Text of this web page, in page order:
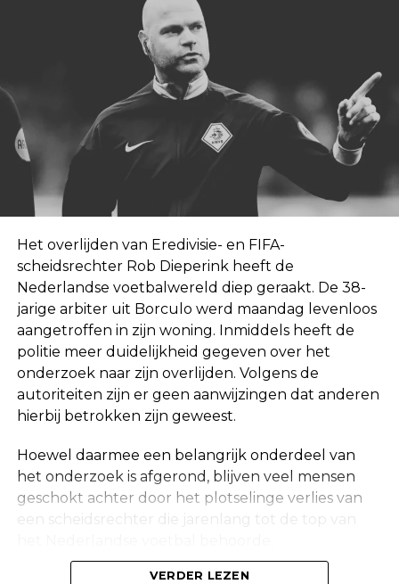
Het overlijden van Eredivisie- en FIFA-
scheidsrechter Rob Dieperink heeft de
Nederlandse voetbalwereld diep geraakt. De 38-
jarige arbiter uit Borculo werd maandag levenloos
aangetroffen in zijn woning. Inmiddels heeft de
politie meer duidelijkheid gegeven over het
onderzoek naar zijn overlijden. Volgens de
autoriteiten zijn er geen aanwijzingen dat anderen
hierbij betrokken zijn geweest.
Hoewel daarmee een belangrijk onderdeel van
het onderzoek is afgerond, blijven veel mensen
geschokt achter door het plotselinge verlies van
een scheidsrechter die jarenlang tot de top van
VERDER LEZEN